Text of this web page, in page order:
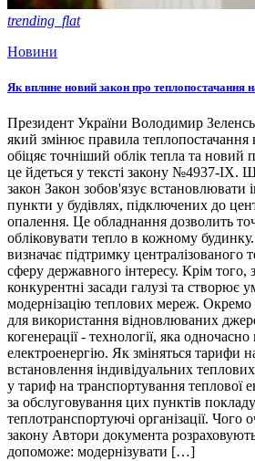
trending_flat
Новини
Як вплине новий закон про теплопостачання
Президент України Володимир
який змінює правила теплопостачання
обіцяє точніший облік тепла та новий
це йдеться у тексті закону №4937-ІХ.
закон Закон зобов'язує встановлювати
пункти у будівлях, підключених до
опалення. Це обладнання дозволить
обліковувати тепло в кожному
визначає підтримку централізованого
сферу державного інтересу. Крім того,
конкурентні засади галузі та створює
модернізацію теплових мереж. Окремо
для використання відновлюваних
когенерації - технології, яка
електроенергію. Як зміняться тарифи
встановлення індивідуальних
у тариф на транспортування теплової
за обслуговування цих пунктів
теплотранспортуючі організації. Чого
закону Автори документа
допоможе: модернізувати […]